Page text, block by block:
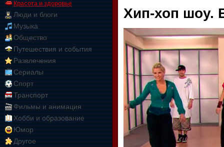
Красота и здоровье
Люди и блоги
Музыка
Общество
Путешествия и события
Развлечения
Сериалы
Спорт
Транспорт
Фильмы и анимация
Хобби и образование
Юмор
Другое
Хип-хоп шоу.